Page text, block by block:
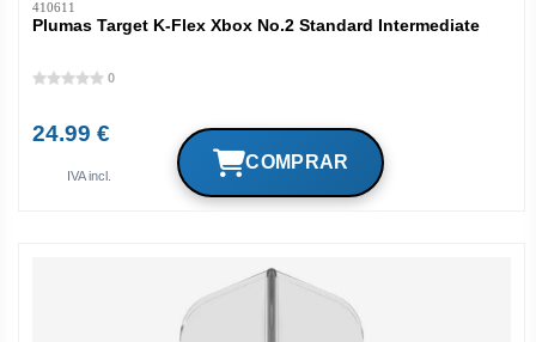
410611
Plumas Target K-Flex Xbox No.2 Standard Intermediate
0
24.99 €
IVA incl.